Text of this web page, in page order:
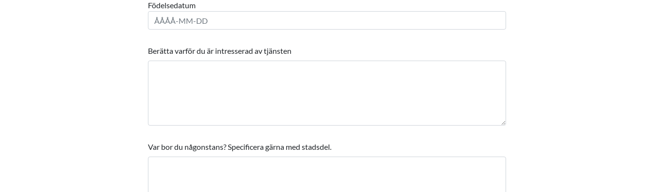
Födelsedatum
Berätta varför du är intresserad av tjänsten
Var bor du någonstans? Specificera gärna med stadsdel.